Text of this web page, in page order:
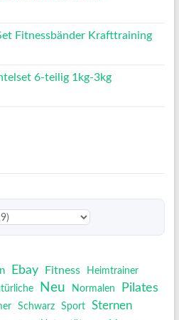
Fitnessbänder Krafttraining
6-teilig 1kg-3kg
Ebay Fitness
Heimtrainer
Neu Normalen Pilates
Schwarz Sport Sternen